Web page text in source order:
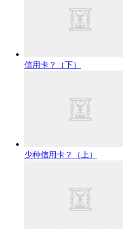
信用卡？（下）
少种信用卡？（上）